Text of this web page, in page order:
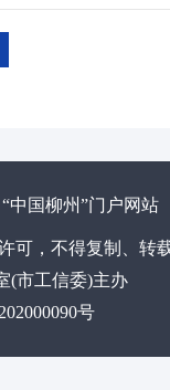
“中国柳州”门户网站
可，不得复制、转
(市工信委)主办
号